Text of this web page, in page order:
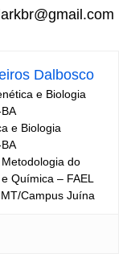
Dalbosco
e Biologia
e Biologia
do
Química – FAEL
Campus Juína